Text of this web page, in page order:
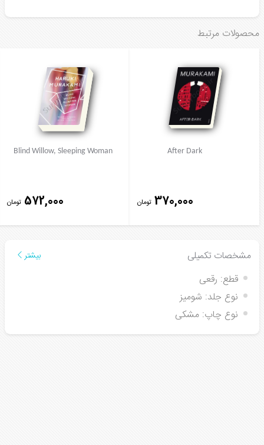
محصولات مرتبط
After Dark
370,000 تومان
Blind Willow, Sleeping Woman
572,000 تومان
مشخصات تکمیلی بیشتر
قطع: رقعی
نوع جلد: شومیز
نوع چاپ: مشکی